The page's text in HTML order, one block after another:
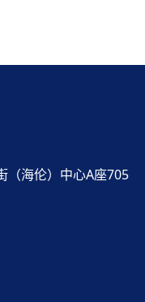
（海伦）中心A座705